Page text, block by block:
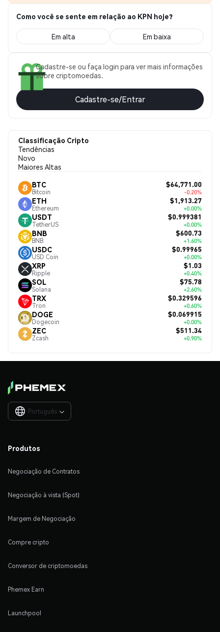
Como você se sente em relação ao KPN hoje?
Em alta Em baixa
Cadastre-se ou faça login para ver mais informações
sobre criptomoedas.
Cadastre-se/Entrar
Classificação Cripto
Tendências
Novo
Maiores Altas
BTC
Bitcoin
$64,771.00
-0.20%
ETH
Ethereum
$1,913.27
+0.00%
USDT
TetherUS
$0.999381
+0.00%
BNB
BNB
$600.73
+1.60%
USDC
USD Coin
$0.99965
+0.00%
XRP
Ripple
$1.03
+0.40%
SOL
Solana
$75.78
+2.60%
TRX
Tron
$0.329596
+0.60%
DOGE
Dogecoin
$0.069915
+0.00%
ZEC
Zcash
$511.34
+0.90%
Português 
Produtos
Negociação de Contratos
Negociação à vista (Spot)
Margem de Negociação
Compre cripto
Conversor de criptomoedas
Phemex Earn
Launchpool